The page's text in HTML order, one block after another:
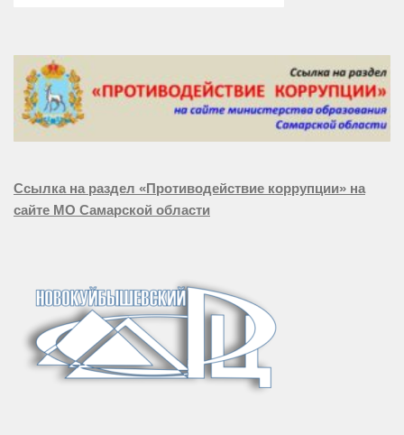
Ссылка на раздел «Противодействие коррупции» на
сайте МО Самарской области